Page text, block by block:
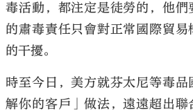
毒活動，都注定是徒勞的，他
的肅毒責任只會對正常國際貿易
的干擾。
時至今日，美方就芬太尼等毒品
解你的客戶」做法，遠遠超出聯